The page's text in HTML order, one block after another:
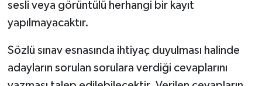
sesli veya görüntülü herhangi bir kayıt
yapılmayacaktır.
Sözlü sınav esnasında ihtiyaç duyulması halinde
adayların sorulan sorulara verdiği cevaplarını